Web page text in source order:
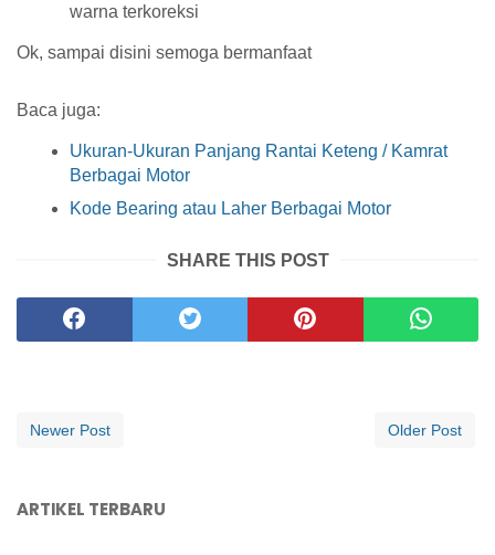
warna terkoreksi
Ok, sampai disini semoga bermanfaat
Baca juga:
Ukuran-Ukuran Panjang Rantai Keteng / Kamrat
Berbagai Motor
Kode Bearing atau Laher Berbagai Motor
SHARE THIS POST
Newer Post Older Post
ARTIKEL TERBARU